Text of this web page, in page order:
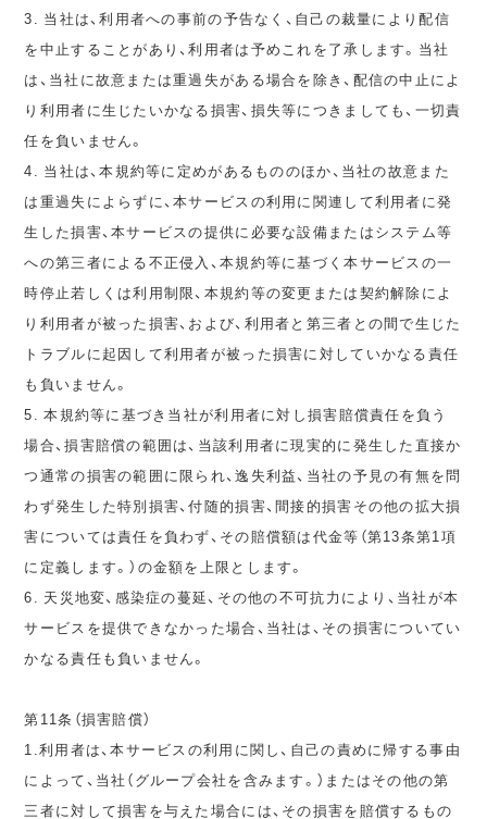
3. 当社は、利用者への事前の予告なく、自己の裁量により配信
を中止することがあり、利用者は予めこれを了承します。当社
は、当社に故意または重過失がある場合を除き、配信の中止によ
り利用者に生じたいかなる損害、損失等につきましても、一切責
任を負いません。
4. 当社は、本規約等に定めがあるもののほか、当社の故意また
は重過失によらずに、本サービスの利用に関連して利用者に発
生した損害、本サービスの提供に必要な設備またはシステム等
への第三者による不正侵入、本規約等に基づく本サービスの一
時停止若しくは利用制限、本規約等の変更または契約解除によ
り利用者が被った損害、および、利用者と第三者との間で生じた
トラブルに起因して利用者が被った損害に対していかなる責任
も負いません。
5. 本規約等に基づき当社が利用者に対し損害賠償責任を負う
場合、損害賠償の範囲は、当該利用者に現実的に発生した直接か
つ通常の損害の範囲に限られ、逸失利益、当社の予見の有無を問
わず発生した特別損害、付随的損害、間接的損害その他の拡大損
害については責任を負わず、その賠償額は代金等（第13条第1項
に定義します。）の金額を上限とします。
6. 天災地変、感染症の蔓延、その他の不可抗力により、当社が本
サービスを提供できなかった場合、当社は、その損害についてい
かなる責任も負いません。
第11条（損害賠償）
1.利用者は、本サービスの利用に関し、自己の責めに帰する事由
によって、当社（グループ会社を含みます。）またはその他の第
三者に対して損害を与えた場合には、その損害を賠償するもの